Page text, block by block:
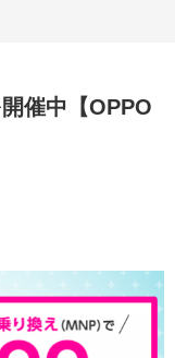
催中【OPPO